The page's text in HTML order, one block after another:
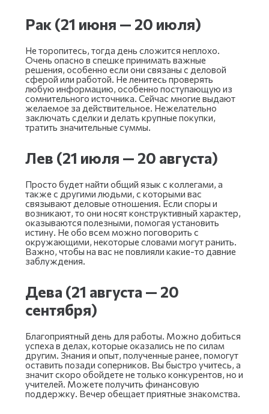
Рак (21 июня — 20 июля)
Не торопитесь, тогда день сложится неплохо.
Очень опасно в спешке принимать важные
решения, особенно если они связаны с деловой
сферой или работой. Не ленитесь проверять
любую информацию, особенно поступающую из
сомнительного источника. Сейчас многие выдают
желаемое за действительное. Нежелательно
заключать сделки и делать крупные покупки,
тратить значительные суммы.
Лев (21 июля — 20 августа)
Просто будет найти общий язык с коллегами, а
также с другими людьми, с которыми вас
связывают деловые отношения. Если споры и
возникают, то они носят конструктивный характер,
оказываются полезными, помогая установить
истину. Не обо всем можно поговорить с
окружающими, некоторые словами могут ранить.
Важно, чтобы на вас не повлияли какие-то давние
заблуждения.
Дева (21 августа — 20
сентября)
Благоприятный день для работы. Можно добиться
успеха в делах, которые оказались не по силам
другим. Знания и опыт, полученные ранее, помогут
оставить позади соперников. Вы быстро учитесь, а
значит скоро обойдете не только конкурентов, но и
учителей. Можете получить финансовую
поддержку. Вечер обещает приятные знакомства.